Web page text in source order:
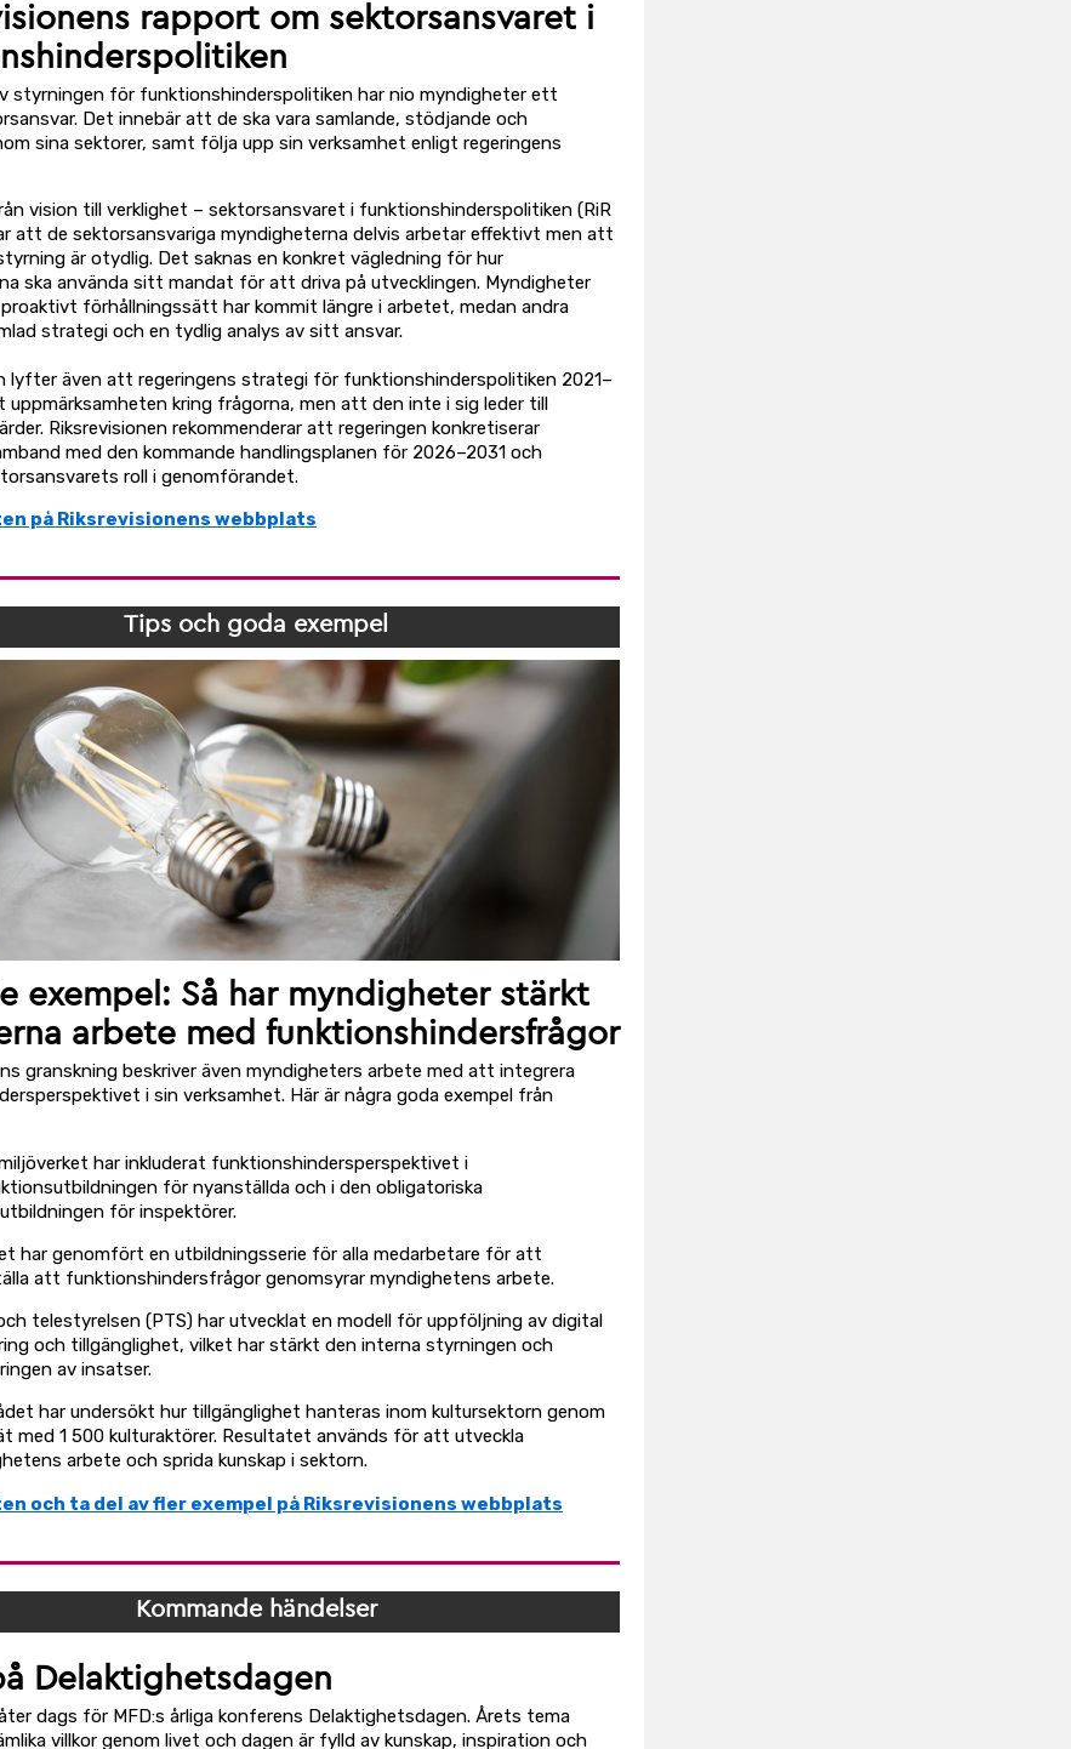
rapport om sektorsansvaret i
styrningen för funktionshinderspolitiken har nio myndigheter ett
Det innebär att de ska vara samlande, stödjande och
sina sektorer, samt följa upp sin verksamhet enligt regeringens
vision till verklighet – sektorsansvaret i funktionshinderspolitiken (RiR
att de sektorsansvariga myndigheterna delvis arbetar effektivt men att
är otydlig. Det saknas en konkret vägledning för hur
ska använda sitt mandat för att driva på utvecklingen. Myndigheter
förhållningssätt har kommit längre i arbetet, medan andra
strategi och en tydlig analys av sitt ansvar.
lyfter även att regeringens strategi för funktionshinderspolitiken 2021–
uppmärksamheten kring frågorna, men att den inte i sig leder till
Riksrevisionen rekommenderar att regeringen konkretiserar
med den kommande handlingsplanen för 2026–2031 och
roll i genomförandet.
på Riksrevisionens webbplats
Tips och goda exempel
exempel: Så har myndigheter stärkt
arbete med funktionshindersfrågor
granskning beskriver även myndigheters arbete med att integrera
i sin verksamhet. Här är några goda exempel från
har inkluderat funktionshindersperspektivet i
för nyanställda och i den obligatoriska
för inspektörer.
har genomfört en utbildningsserie för alla medarbetare för att
att funktionshindersfrågor genomsyrar myndighetens arbete.
telestyrelsen (PTS) har utvecklat en modell för uppföljning av digital
och tillgänglighet, vilket har stärkt den interna styrningen och
av insatser.
har undersökt hur tillgänglighet hanteras inom kultursektorn genom
med 1 500 kulturaktörer. Resultatet används för att utveckla
arbete och sprida kunskap i sektorn.
och ta del av fler exempel på Riksrevisionens webbplats
Kommande händelser
Delaktighetsdagen
dags för MFD:s årliga konferens Delaktighetsdagen. Årets tema
villkor genom livet och dagen är fylld av kunskap, inspiration och